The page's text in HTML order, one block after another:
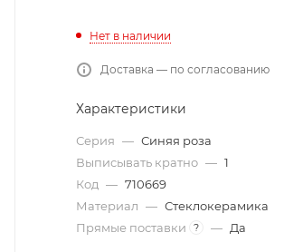
Нет в наличии
Доставка — по согласованию
Характеристики
Серия — Синяя роза
Выписывать кратно — 1
Код — 710669
Материал — Стеклокерамика
Прямые поставки
? — Да